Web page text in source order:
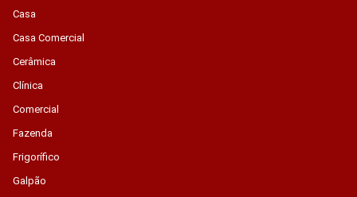
Casa
Casa Comercial
Cerâmica
Clínica
Comercial
Fazenda
Frigorífico
Galpão